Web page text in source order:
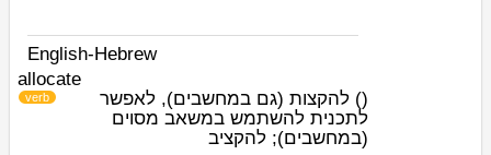
English-Hebrew
allocate
(
verb ) להקצות (גם במחשבים), לאפשר
לתכנית להשתמש במשאב מסוים
(במחשבים); להקציב